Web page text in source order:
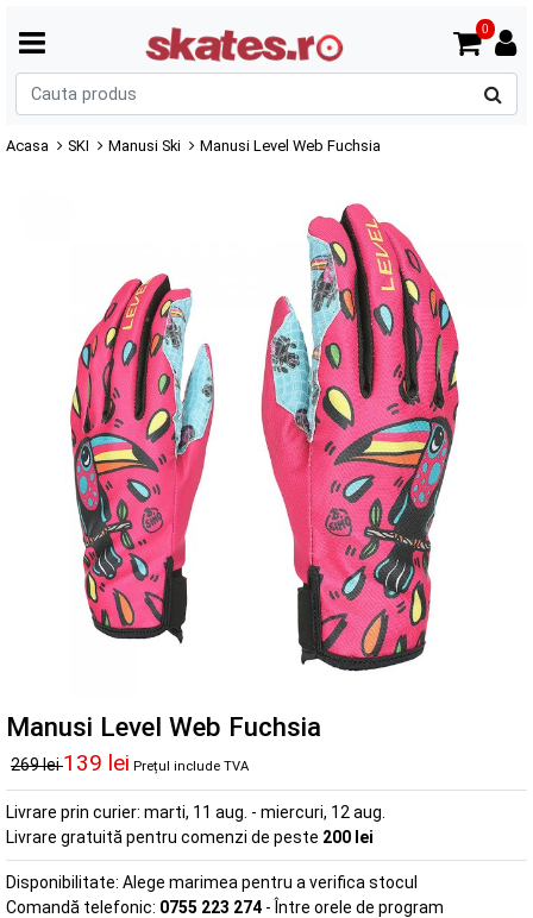
0
Acasa SKI Manusi Ski Manusi Level Web Fuchsia
Manusi Level Web Fuchsia
269 lei139 lei Prețul include TVA
Livrare prin curier: marti, 11 aug. - miercuri, 12 aug.
Livrare gratuită pentru comenzi de peste 200 lei
Disponibilitate: Alege marimea pentru a verifica stocul
Comandă telefonic: 0755 223 274 - Între orele de program